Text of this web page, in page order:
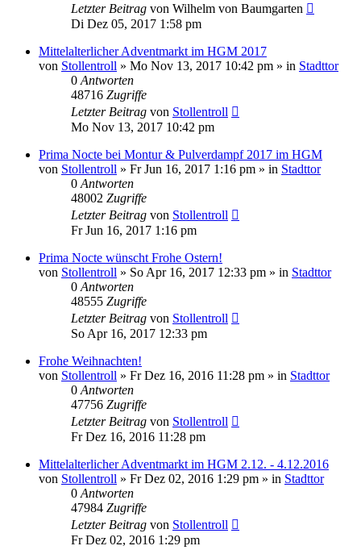
Letzter Beitrag von Wilhelm von Baumgarten
Di Dez 05, 2017 1:58 pm
Mittelalterlicher Adventmarkt im HGM 2017
von Stollentroll » Mo Nov 13, 2017 10:42 pm » in Stadttor
0 Antworten
48716 Zugriffe
Letzter Beitrag von Stollentroll
Mo Nov 13, 2017 10:42 pm
Prima Nocte bei Montur & Pulverdampf 2017 im HGM
von Stollentroll » Fr Jun 16, 2017 1:16 pm » in Stadttor
0 Antworten
48002 Zugriffe
Letzter Beitrag von Stollentroll
Fr Jun 16, 2017 1:16 pm
Prima Nocte wünscht Frohe Ostern!
von Stollentroll » So Apr 16, 2017 12:33 pm » in Stadttor
0 Antworten
48555 Zugriffe
Letzter Beitrag von Stollentroll
So Apr 16, 2017 12:33 pm
Frohe Weihnachten!
von Stollentroll » Fr Dez 16, 2016 11:28 pm » in Stadttor
0 Antworten
47756 Zugriffe
Letzter Beitrag von Stollentroll
Fr Dez 16, 2016 11:28 pm
Mittelalterlicher Adventmarkt im HGM 2.12. - 4.12.2016
von Stollentroll » Fr Dez 02, 2016 1:29 pm » in Stadttor
0 Antworten
47984 Zugriffe
Letzter Beitrag von Stollentroll
Fr Dez 02, 2016 1:29 pm